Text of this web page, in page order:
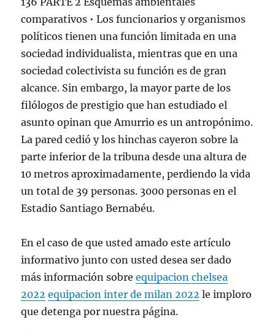
comparativos • Los funcionarios y organismos
políticos tienen una función limitada en una
sociedad individualista, mientras que en una
sociedad colectivista su función es de gran
alcance. Sin embargo, la mayor parte de los
filólogos de prestigio que han estudiado el
asunto opinan que Amurrio es un antropónimo.
La pared cedió y los hinchas cayeron sobre la
parte inferior de la tribuna desde una altura de
10 metros aproximadamente, perdiendo la vida
un total de 39 personas. 3000 personas en el
Estadio Santiago Bernabéu.
En el caso de que usted amado este artículo
informativo junto con usted desea ser dado
más información sobreequipacion chelsea
2022 equipacion inter de milan 2022 le imploro
que detenga por nuestra página.